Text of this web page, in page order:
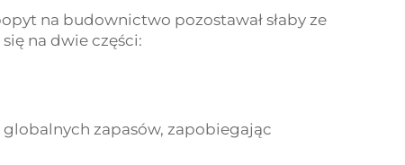
na budownictwo pozostawał słaby ze
na dwie części:
zapasów, zapobiegając